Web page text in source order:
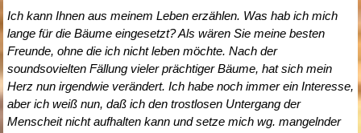
Ich kann Ihnen aus meinem Leben erzählen. Was hab ich mich
lange für die Bäume eingesetzt? Als wären Sie meine besten
Freunde, ohne die ich nicht leben möchte. Nach der
soundsovielten Fällung vieler prächtiger Bäume, hat sich mein
Herz nun irgendwie verändert. Ich habe noch immer ein Interesse,
aber ich weiß nun, daß ich den trostlosen Untergang der
Menscheit nicht aufhalten kann und setze mich wg. mangelnder